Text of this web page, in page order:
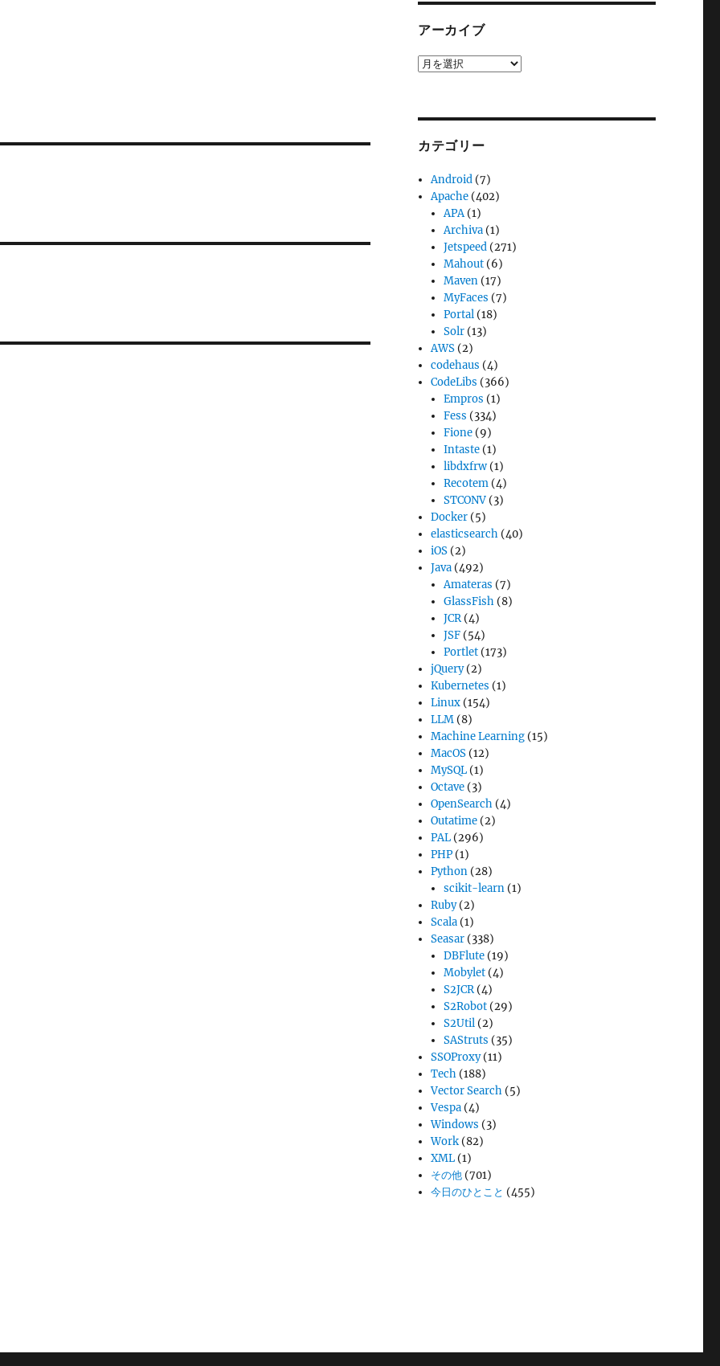
アーカイブ
ア
カテゴリー
Android (7)
Apache (402)
APA(1)
Archiva (1)
Jetspeed (271)
Mahout (6)
Maven (17)
MyFaces (7)
Portal (18)
Solr (13)
AWS (2)
codehaus (4)
CodeLibs (366)
Empros (1)
Fess (334)
Fione (9)
Intaste (1)
libdxfrw (1)
Recotem (4)
STCONV (3)
Docker (5)
elasticsearch (40)
iOS (2)
Java (492)
Amateras (7)
GlassFish (8)
JCR(4)
JSF (54)
Portlet (173)
jQuery(2)
Kubernetes (1)
Linux (154)
LLM (8)
Machine Learning (15)
MacOS (12)
MySQL (1)
Octave (3)
OpenSearch (4)
Outatime (2)
PAL (296)
PHP (1)
Python (28)
scikit-learn (1)
Ruby(2)
Scala (1)
Seasar (338)
DBFlute (19)
Mobylet (4)
S2JCR(4)
S2Robot (29)
S2Util (2)
SAStruts (35)
SSOProxy(11)
Tech (188)
Vector Search (5)
Vespa (4)
Windows (3)
Work (82)
XML (1)
その他 (701)
今日のひとこと (455)